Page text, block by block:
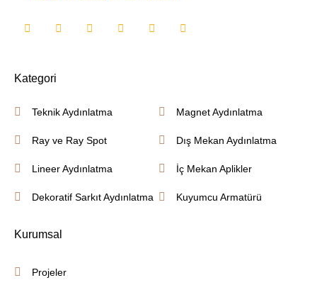
Kategori
Teknik Aydınlatma
Ray ve Ray Spot
Lineer Aydınlatma
Dekoratif Sarkıt Aydınlatma
Magnet Aydınlatma
Dış Mekan Aydınlatma
İç Mekan Aplikler
Kuyumcu Armatürü
Kurumsal
Projeler